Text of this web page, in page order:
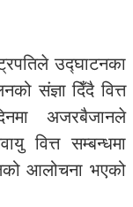
उद्घाटनका
संज्ञा दिँदै वित्त
अजरबैजानले
वित्त सम्बन्धमा
आलोचना भएको